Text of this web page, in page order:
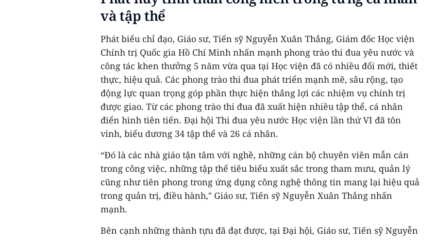
và tập thể
Phát biểu chỉ đạo, Giáo sư, Tiến sỹ Nguyễn Xuân Thắng, Giám đốc Học viện
Chính trị Quốc gia Hồ Chí Minh nhấn mạnh phong trào thi đua yêu nước và
công tác khen thưởng 5 năm vừa qua tại Học viện đã có nhiều đổi mới, thiết
thực, hiệu quả. Các phong trào thi đua phát triển mạnh mẽ, sâu rộng, tạo
động lực quan trọng góp phần thực hiện thắng lợi các nhiệm vụ chính trị
được giao. Từ các phong trào thi đua đã xuất hiện nhiều tập thể, cá nhân
điển hình tiên tiến. Đại hội Thi đua yêu nước Học viện lần thứ VI đã tôn
vinh, biểu dương 34 tập thể và 26 cá nhân.
“Đó là các nhà giáo tận tâm với nghề, những cán bộ chuyên viên mẫn cán
trong công việc, những tập thể tiêu biểu xuất sắc trong tham mưu, quản lý
cũng như tiên phong trong ứng dụng công nghệ thông tin mang lại hiệu quả
trong quản trị, điều hành," Giáo sư, Tiến sỹ Nguyễn Xuân Thắng nhấn
mạnh.
Bên cạnh những thành tựu đã đạt được, tại Đại hội, Giáo sư, Tiến sỹ Nguyễn